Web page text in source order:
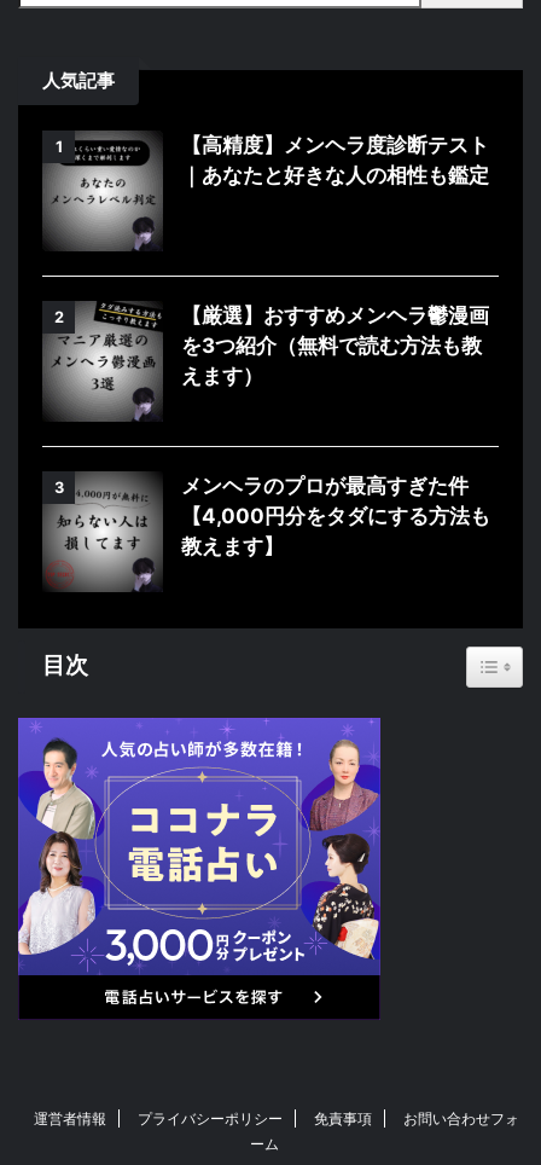
人気記事
1
【高精度】メンヘラ度診断テスト
｜あなたと好きな人の相性も鑑定
2
【厳選】おすすめメンヘラ鬱漫画
を3つ紹介（無料で読む方法も教
えます）
3
メンヘラのプロが最高すぎた件
【4,000円分をタダにする方法も
教えます】
目次
運営者情報 プライバシーポリシー 免責事項
お問い合わせフォ
ーム